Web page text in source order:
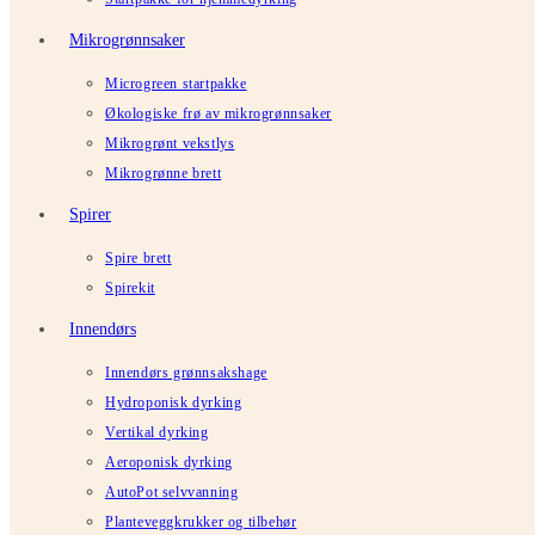
Mikrogrønnsaker
Microgreen startpakke
Økologiske frø av mikrogrønnsaker
Mikrogrønt vekstlys
Mikrogrønne brett
Spirer
Spire brett
Spirekit
Innendørs
Innendørs grønnsakshage
Hydroponisk dyrking
Vertikal dyrking
Aeroponisk dyrking
AutoPot selvvanning
Planteveggkrukker og tilbehør